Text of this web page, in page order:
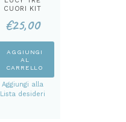
CUORI KIT
€25,00
AGGIUNGI
AL
CARRELLO
Aggiungi alla
Lista desideri